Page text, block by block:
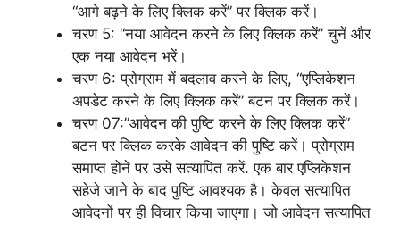
“आगे बढ़ने के लिए क्लिक करें” पर क्लिक करें।
चरण 5: “नया आवेदन करने के लिए क्लिक करें” चुनें और
एक नया आवेदन भरें।
चरण 6: प्रोग्राम में बदलाव करने के लिए, “एप्लिकेशन
अपडेट करने के लिए क्लिक करें” बटन पर क्लिक करें।
चरण 07:”आवेदन की पुष्टि करने के लिए क्लिक करें”
बटन पर क्लिक करके आवेदन की पुष्टि करें। प्रोग्राम
समाप्त होने पर उसे सत्यापित करें. एक बार एप्लिकेशन
सहेजे जाने के बाद पुष्टि आवश्यक है। केवल सत्यापित
आवेदनों पर ही विचार किया जाएगा। जो आवेदन सत्यापित